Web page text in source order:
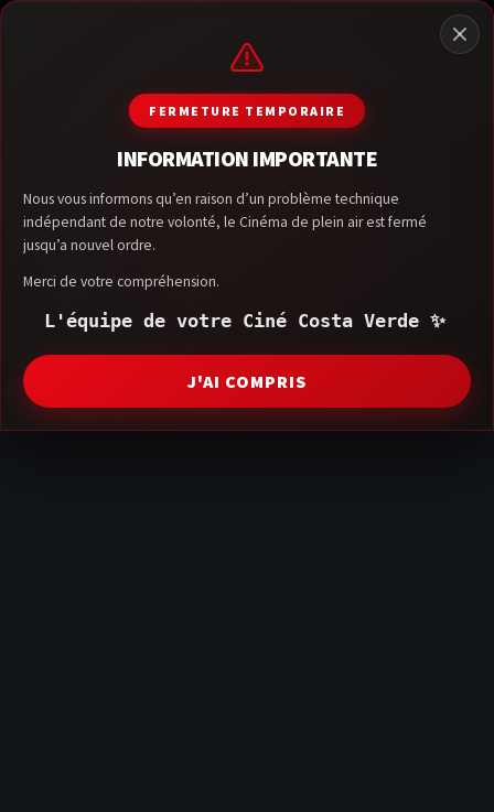
FERMETURE TEMPORAIRE
INFORMATION IMPORTANTE
Nous vous informons qu’en raison d’un problème technique
indépendant de notre volonté, le Cinéma de plein air est fermé
jusqu’a nouvel ordre.
Merci de votre compréhension.
L'équipe de votre Ciné Costa Verde ✨
J'AI COMPRIS